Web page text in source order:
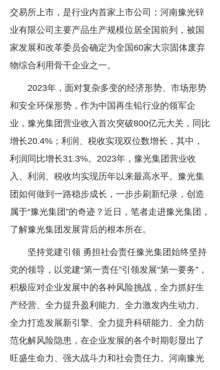
交易所上市，是行业内首家上市公司；河南豫光锌
业有限公司主要产品生产规模位居全国前列，被国
家发展和改革委员会确定为全国60家大宗固体废弃
物综合利用骨干企业之一。
2023年，面对复杂多变的经济形势、市场形势
和安全环保形势，作为中国再生铅行业的领军企
业，豫光集团营业收入首次突破800亿元大关，同比
增长20.4%；利润、税收实现双位数增长，其中，
利润同比增长31.3%。2023年，豫光集团营业收
入、利润、税收均实现历年以来最高水平。豫光集
团如何做到一路稳步成长，一步步刷新纪录，创造
属于“豫光集团”的奇迹？近日，笔者走进豫光集团，
了解豫光集团发展背后的根本所在。
坚持党建引领 勇担社会责任豫光集团始终坚持
党的领导，以党建“第一责任”引领发展“第一要务”，
积极应对企业发展中的各种风险挑战，全力抓好生
产经营、全力提升盈利能力、全力激发内生动力、
全力打造发展新引擎、全力提升科研能力、全力防
范化解风险隐患，在企业发展的各个时期彰显出了
旺盛生命力、强大战斗力和社会责任力。河南豫光